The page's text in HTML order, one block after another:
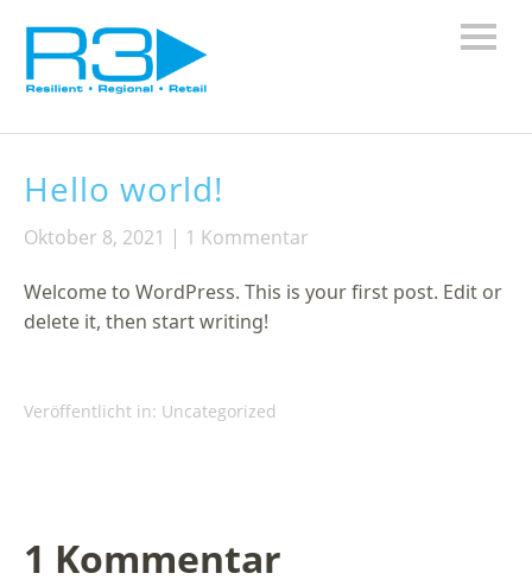
Hello world!
Oktober 8, 2021 1 Kommentar
Welcome to WordPress. This is your first post. Edit or
delete it, then start writing!
Veröffentlicht in: Uncategorized
1 Kommentar